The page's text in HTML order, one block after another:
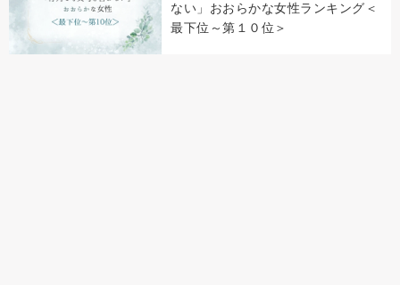
ない」おおらかな女性ランキング＜
最下位～第１０位＞